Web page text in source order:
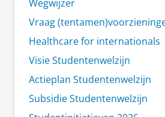
Wegwijzer
Vraag
Healthcare for internationals
Visie Studentenwelzijn
Actieplan Studentenwelzijn
Subsidie Studentenwelzijn